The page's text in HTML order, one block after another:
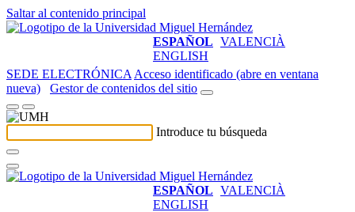
Saltar al contenido principal
ESPAÑOL VALENCIÀ
ENGLISH
SEDE ELECTRÓNICA Acceso identificado (abre en ventana
nueva)
Gestor de contenidos del sitio
Introduce tu búsqueda
ESPAÑOL VALENCIÀ
ENGLISH